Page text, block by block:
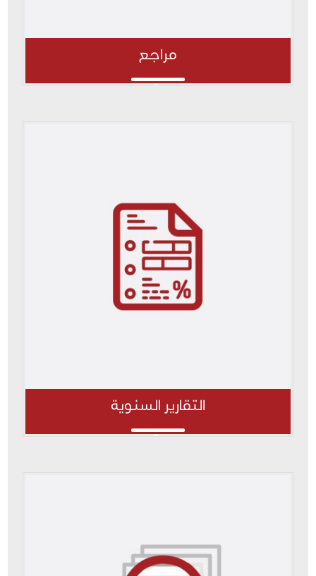
مراجع
التقارير السنوية